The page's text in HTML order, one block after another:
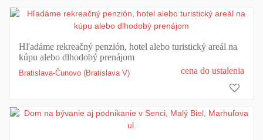
Hľadáme rekreačný penzión, hotel alebo turistický areál na
kúpu alebo dlhodobý prenájom
Bratislava-Čunovo (Bratislava V) cena do ustalenia